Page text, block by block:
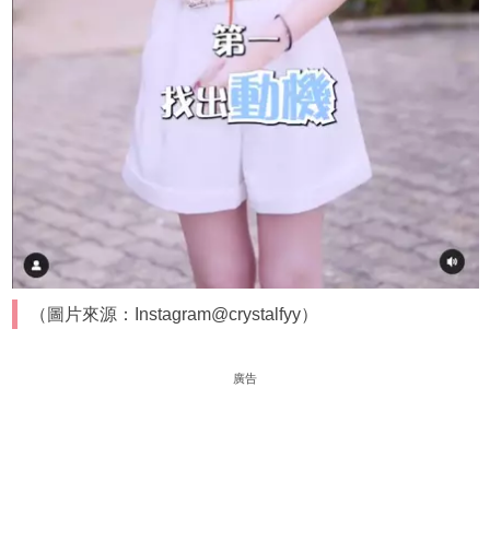
（圖片來源：Instagram@crystalfyy）
廣告